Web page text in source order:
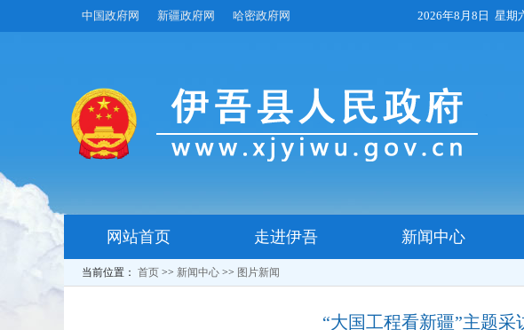
中国政府网 新疆政府网 哈密政府网 2026年8月8日 星期
网站首页 走进伊吾 新闻中心
当前位置： 首页 >> 新闻中心 >> 图片新闻
“大国工程看新疆”主题